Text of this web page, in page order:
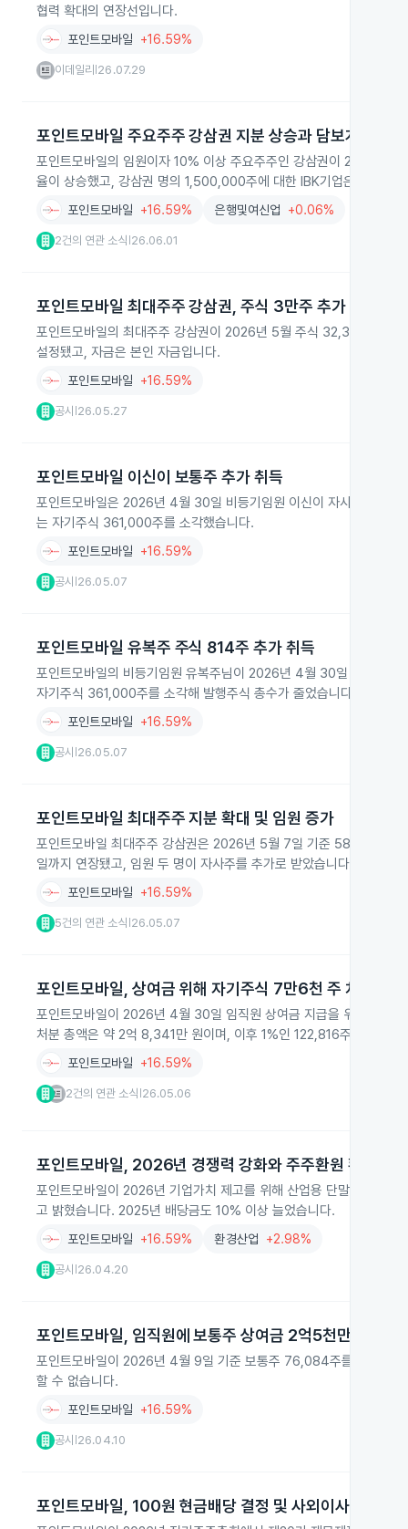
협력 확대의 연장선입니다.
포인트모바일 +16.59%
이데일리 26.07.29
포인트모바일 주요주주 강삼권 지분 상승과 담보계약 연장
포인트모바일의 임원이자 10% 이상 주요주주인 강삼권이 2026년
율이 상승했고, 강삼권 명의 1,500,000주에 대한 IBK기업은행과의
포인트모바일 +16.59% 은행및여신업 +0.06%
2건의 연관 소식 26.06.01
포인트모바일 최대주주 강삼권, 주식 3만주 추가 매수
포인트모바일의 최대주주 강삼권이 2026년 5월 주식 32,392주를
설정됐고, 자금은 본인 자금입니다.
포인트모바일 +16.59%
공시 26.05.27
포인트모바일 이신이 보통주 추가 취득
포인트모바일은 2026년 4월 30일 비등기임원 이신이 자사주 상여
는 자기주식 361,000주를 소각했습니다.
포인트모바일 +16.59%
공시 26.05.07
포인트모바일 유복주 주식 814주 추가 취득
포인트모바일의 비등기임원 유복주님이 2026년 4월 30일 자사주
자기주식 361,000주를 소각해 발행주식 총수가 줄었습니다.
포인트모바일 +16.59%
공시 26.05.07
포인트모바일 최대주주 지분 확대 및 임원 증가
포인트모바일 최대주주 강삼권은 2026년 5월 7일 기준 58.10% 지
일까지 연장됐고, 임원 두 명이 자사주를 추가로 받았습니다.
포인트모바일 +16.59%
5건의 연관 소식 26.05.07
포인트모바일, 상여금 위해 자기주식 7만6천 주 처분
포인트모바일이 2026년 4월 30일 임직원 상여금 지급을 위해 자기
처분 총액은 약 2억 8,341만 원이며, 이후 1%인 122,816주를 보유하
포인트모바일 +16.59%
2건의 연관 소식 26.05.06
포인트모바일, 2026년 경쟁력 강화와 주주환원 확대 추
포인트모바일이 2026년 기업가치 제고를 위해 산업용 단말기와 태
고 밝혔습니다. 2025년 배당금도 10% 이상 늘었습니다.
포인트모바일 +16.59% 환경산업 +2.98%
공시 26.04.20
포인트모바일, 임직원에 보통주 상여금 2억5천만 원 지급
포인트모바일이 2026년 4월 9일 기준 보통주 76,084주를 임직원
할 수 없습니다.
포인트모바일 +16.59%
공시 26.04.10
포인트모바일, 100원 현금배당 결정 및 사외이사 선임